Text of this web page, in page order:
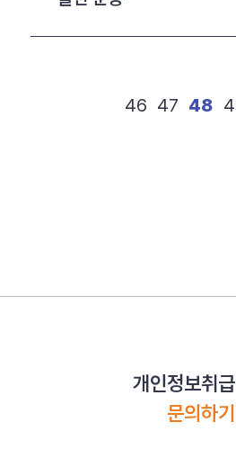
46 47 48
개인정보취
문의하기